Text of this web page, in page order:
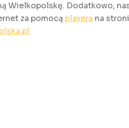
Wielkopolskę. Dodatkowo,
za pomocą playera na